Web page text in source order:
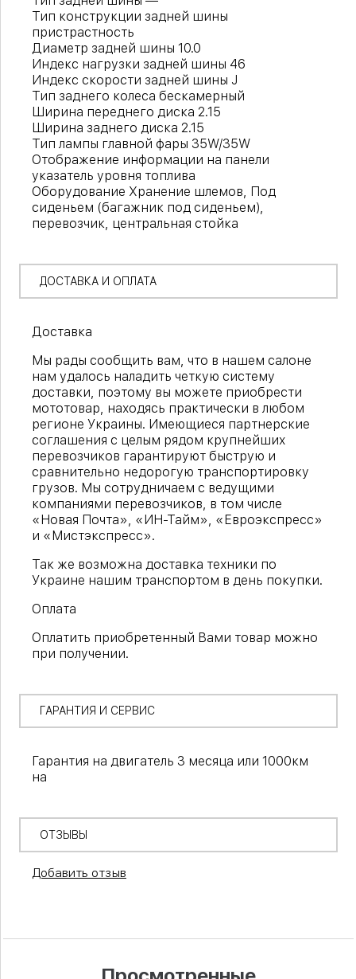
Тип конструкции задней шины
пристрастность
Диаметр задней шины 10.0
Индекс нагрузки задней шины 46
Индекс скорости задней шины J
Тип заднего колеса бескамерный
Ширина переднего диска 2.15
Ширина заднего диска 2.15
Тип лампы главной фары 35W/35W
Отображение информации на панели
указатель уровня топлива
Оборудование Хранение шлемов, Под
сиденьем (багажник под сиденьем),
перевозчик, центральная стойка
ДОСТАВКА И ОПЛАТА
Доставка
Мы рады сообщить вам, что в нашем салоне
нам удалось наладить четкую систему
доставки, поэтому вы можете приобрести
мототовар, находясь практически в любом
регионе Украины. Имеющиеся партнерские
соглашения с целым рядом крупнейших
перевозчиков гарантируют быструю и
сравнительно недорогую транспортировку
грузов. Мы сотрудничаем с ведущими
компаниями перевозчиков, в том числе
«Новая Почта», «ИН-Тайм», «Евроэкспресс»
и «Мистэкспресс».
Так же возможна доставка техники по
Украине нашим транспортом в день покупки.
Оплата
Оплатить приобретенный Вами товар можно
при получении.
ГАРАНТИЯ И СЕРВИС
Гарантия на двигатель 3 месяца или 1000км
на
ОТЗЫВЫ
Добавить отзыв